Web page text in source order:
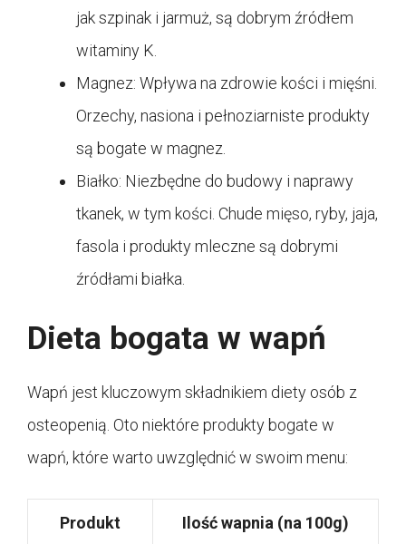
jak szpinak i jarmuż, są dobrym źródłem
witaminy K.
Magnez: Wpływa na zdrowie kości i mięśni.
Orzechy, nasiona i pełnoziarniste produkty
są bogate w magnez.
Białko: Niezbędne do budowy i naprawy
tkanek, w tym kości. Chude mięso, ryby, jaja,
fasola i produkty mleczne są dobrymi
źródłami białka.
Dieta bogata w wapń
Wapń jest kluczowym składnikiem diety osób z
osteopenią. Oto niektóre produkty bogate w
wapń, które warto uwzględnić w swoim menu:
Produkt Ilość wapnia (na 100g)